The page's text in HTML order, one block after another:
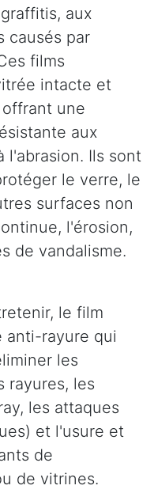
aux
causés par
films
intacte et
une
aux
l'abrasion. Ils sont
le verre, le
surfaces non
l'érosion,
de vandalisme.
le film
anti-rayure qui
les
rayures, les
les attaques
et l'usure et
de
de vitrines.